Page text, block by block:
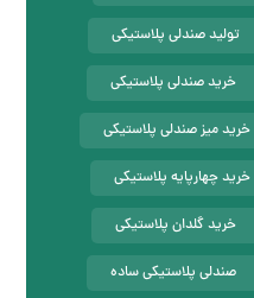
تولید صندلی پلاستیکی
خرید صندلی پلاستیکی
خرید میز صندلی پلاستیکی
خرید چهارپایه پلاستیکی
خرید گلدان پلاستیکی
صندلی پلاستیکی ساده